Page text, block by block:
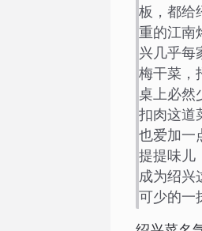
板，都给
重的江南
兴几乎每
梅干菜，
桌上必然
扣肉这道
也爱加一
提提味儿
成为绍兴
可少的一